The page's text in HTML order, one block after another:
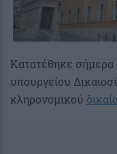
Κατατέθηκε σήμερα
υπουργείου
κληρονομικού